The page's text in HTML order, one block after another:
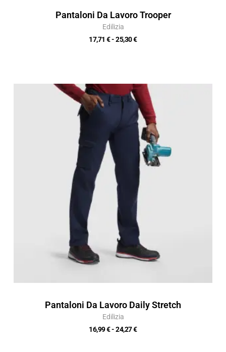
Pantaloni Da Lavoro Trooper
Edilizia
17,71€- 25,30€
Pantaloni Da Lavoro Daily Stretch
Edilizia
16,99€- 24,27€
Fascia
di
prezzo:
da
16,99 €
a
24,27 €